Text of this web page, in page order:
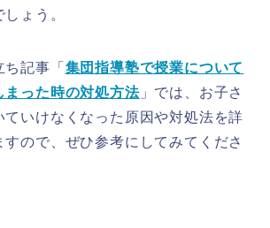
ょう。
記事「 集団指導塾で授業について
まった時の対処方法」では、お子さ
ていけなくなった原因や対処法を詳
すので、ぜひ参考にしてみてくださ